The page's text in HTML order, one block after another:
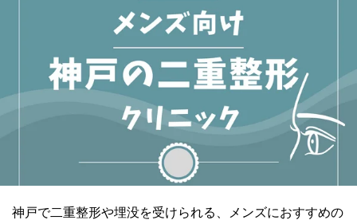
神戸で二重整形や埋没を受けられる、メンズにおすすめの